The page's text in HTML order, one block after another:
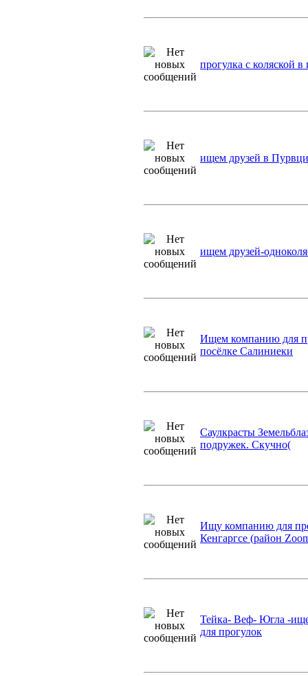
прогулка с коляской в
ищем друзей в
ищем друзей-
Ищем компанию для
посёлке Салиниеки
Саулкрасты
подружек. Скучно(
Ищу компанию для
Кенгаргсе (район
Тейка- Веф- Югла -
для прогулок